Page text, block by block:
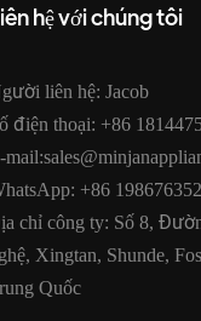
hệ với chúng tôi
liên hệ: Jacob
điện thoại: +86
+86
chỉ công ty: Số 8,
Xingtan, Shunde,
Quốc